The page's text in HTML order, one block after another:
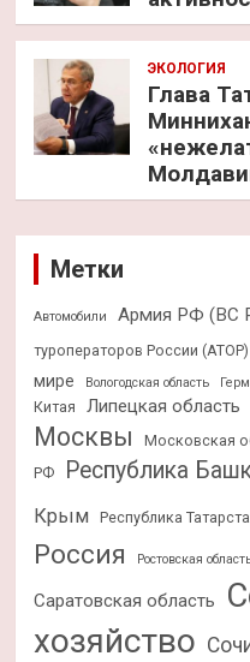
ЭКОЛОГИЯ
Глава
Метки
Автомобили Армия РФ (ВС
туроператоров России (АТОР)
мире
Вологодская область
Китая Липецкая область
Москвы Московская
РФ Республика
Крым
Республика
Россия Ростовская
Саратовская область
хозяйство